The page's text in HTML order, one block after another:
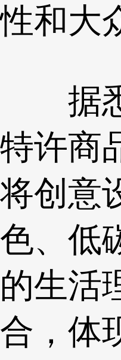
性和大
据悉
特许商
将创意
色、低
的生活
合，体